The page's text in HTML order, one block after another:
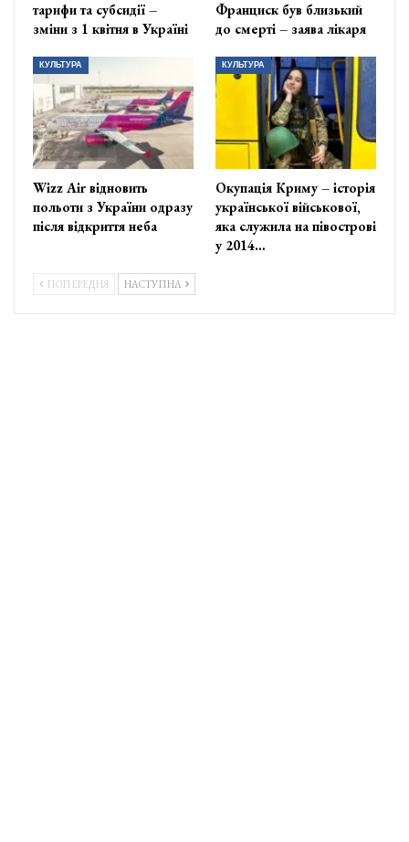
тарифи та субсидії –
зміни з 1 квітня в Україні
Франциск був близький
до смерті – заява лікаря
КУЛЬТУРА
Wizz Air відновить
польоти з України одразу
після відкриття неба
КУЛЬТУРА
Окупація Криму – історія
української військової,
яка служила на півострові
у 2014…
ПОПЕРЕДНЯ НАСТУПНА